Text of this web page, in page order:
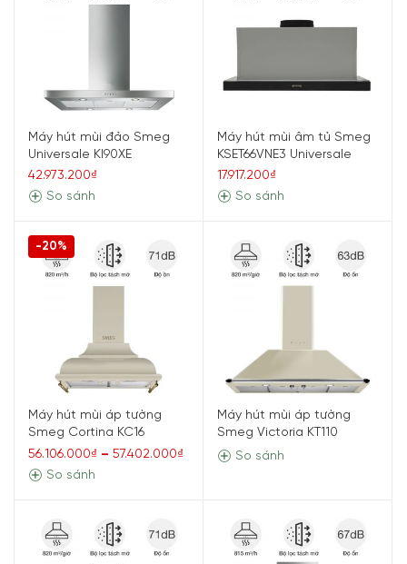
Máy hút mùi đảo Smeg
Universale KI90XE
42.973.200₫
So sánh
Máy hút mùi âm tủ Smeg
KSET66VNE3 Universale
17.917.200₫
So sánh
-20%
Máy hút mùi áp tường
Smeg Cortina KC16
56.106.000₫ – 57.402.000₫
So sánh
Máy hút mùi áp tường
Smeg Victoria KT110
So sánh